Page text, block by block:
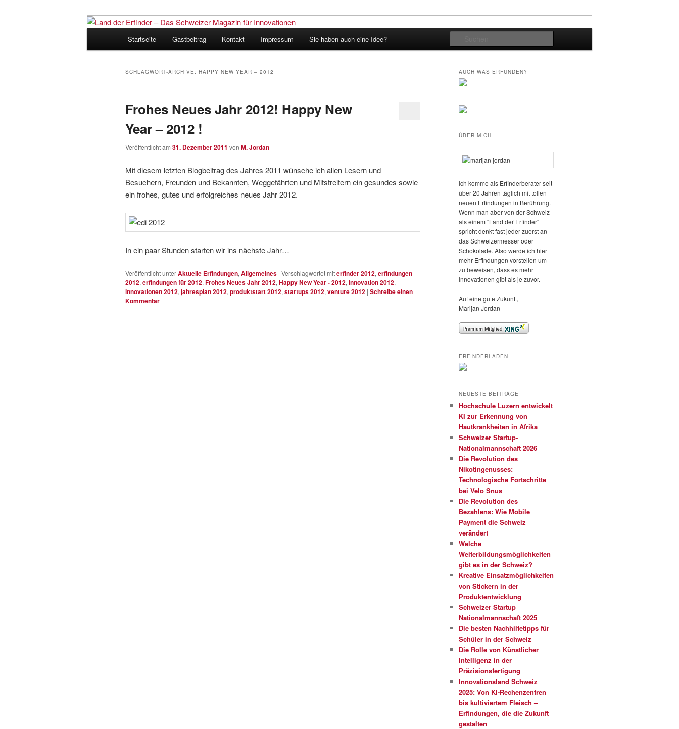
Land der Erfinder – Das Schweizer Magazin
für Innovationen
Startseite Gastbeitrag Kontakt Impressum Sie haben auch eine Idee?
SCHLAGWORT-ARCHIVE: HAPPY NEW YEAR – 2012
Frohes Neues Jahr 2012! Happy New
Year – 2012 !
Veröffentlicht am 31. Dezember 2011 von M. Jordan
Mit diesem letzten Blogbeitrag des Jahres 2011 wünsche ich allen Lesern und
Besuchern, Freunden und Bekannten, Weggefährten und Mitstreitern ein gesundes sowie
ein frohes, gutes und erfolgreiches neues Jahr 2012.
In ein paar Stunden starten wir ins nächste Jahr…
Veröffentlicht unterAktuelle Erfindungen, Allgemeines | Verschlagwortet miterfinder 2012, erfindungen
2012, erfindungen für 2012, Frohes Neues Jahr 2012, Happy New Year - 2012, innovation 2012,
innovationen 2012, jahresplan 2012, produktstart 2012, startups 2012, venture 2012 | Schreibe einen
Kommentar
AUCH WAS ERFUNDEN?
ÜBER MICH
Ich komme als Erfinderberater seit
über 20 Jahren täglich mit tollen
neuen Erfindungen in Berührung.
Wenn man aber von der Schweiz
als einem "Land der Erfinder"
spricht denkt fast jeder zuerst an
das Schweizermesser oder
Schokolade. Also werde ich hier
mehr Erfindungen vorstellen um
zu beweisen, dass es mehr
Innovationen gibt als je zuvor.
Auf eine gute Zukunft,
Marijan Jordan
ERFINDERLADEN
NEUESTE BEITRÄGE
Hochschule Luzern entwickelt
KI zur Erkennung von
Hautkrankheiten in Afrika
Schweizer Startup-
Nationalmannschaft 2026
Die Revolution des
Nikotingenusses:
Technologische Fortschritte
bei Velo Snus
Die Revolution des
Bezahlens: Wie Mobile
Payment die Schweiz
verändert
Welche
Weiterbildungsmöglichkeiten
gibt es in der Schweiz?
Kreative Einsatzmöglichkeiten
von Stickern in der
Produktentwicklung
Schweizer Startup
Nationalmannschaft 2025
Die besten Nachhilfetipps für
Schüler in der Schweiz
Die Rolle von Künstlicher
Intelligenz in der
Präzisionsfertigung
Innovationsland Schweiz
2025: Von KI-Rechenzentren
bis kultiviertem Fleisch –
Erfindungen, die die Zukunft
gestalten